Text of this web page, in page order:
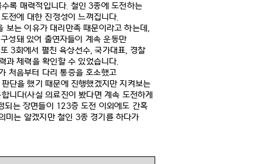
록 매력적입니다. 철인3종에 도전하는
전에 대한 진정성이 느껴집니다.
보는 이유가 대리만족 때문이라고 하는데,
성돼 있어 출연자들이 계속 운동만
또3회에서 펼친 육상선수,국가대표, 경찰
과 체력을 확인할 수 있었습니다.
처음부터 다리 통증을 호소했고
단을 했기 때문에 진행했겠지만 지켜보는
니다(사실 의료진이 봤다면 계속 도전하게
되는 장면들이 123층 도전 이외에도 간혹
미는 알겠지만 철인 3종 경기를 하다가